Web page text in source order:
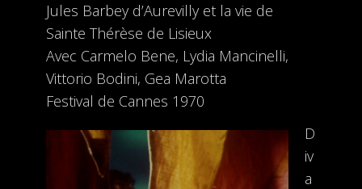
Jules Barbey d’Aurevilly et la vie de
Sainte Thérèse de Lisieux
Avec Carmelo Bene, Lydia Mancinelli,
Vittorio Bodini, Gea Marotta
Festival de Cannes 1970
D
iv
a